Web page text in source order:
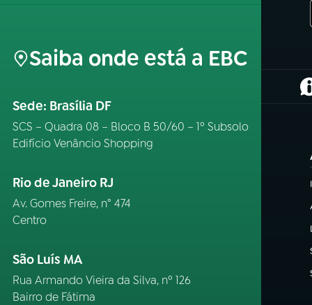
Saiba onde está a EBC
Sede: Brasília DF
SCS – Quadra 08 – Bloco B 50/60 – 1º Subsolo
Edifício Venâncio Shopping
Rio de Janeiro RJ
Av. Gomes Freire, n° 474
Centro
São Luís MA
Rua Armando Vieira da Silva, nº 126
Bairro de Fátima